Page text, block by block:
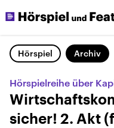
Hörspiel Archiv
Hörspielreihe über
sicher! 2. Akt